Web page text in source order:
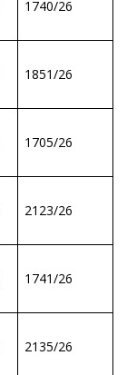
1740/26
1851/26
1705/26
2123/26
1741/26
2135/26